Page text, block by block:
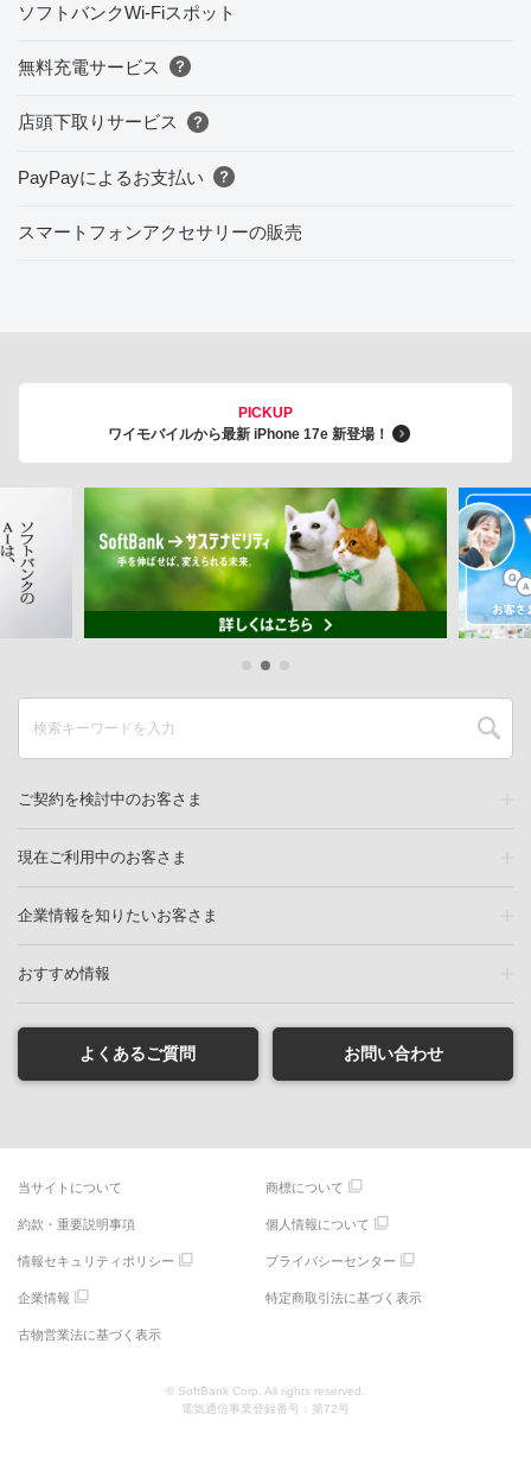
ソフトバンクWi-Fiスポット
無料充電サービス
店頭下取りサービス
PayPayによるお支払い
スマートフォンアクセサリーの販売
PICKUP
ワイモバイルから最新 iPhone 17e 新登場！
ご契約を検討中のお客さま
現在ご利用中のお客さま
企業情報を知りたいお客さま
おすすめ情報
よくあるご質問 お問い合わせ
当サイトについて 商標について
約款・重要説明事項 個人情報について
情報セキュリティポリシー プライバシーセンター
企業情報 特定商取引法に基づく表示
古物営業法に基づく表示
© SoftBank Corp. All rights reserved.
電気通信事業登録番号：第72号